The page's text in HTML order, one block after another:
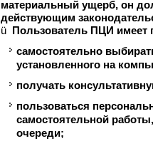
материальный ущерб, он
действующим
ü Пользователь ПЦИ имеет
самостоятельно
установленного на
получать
пользоваться
самостоятельной
очереди;